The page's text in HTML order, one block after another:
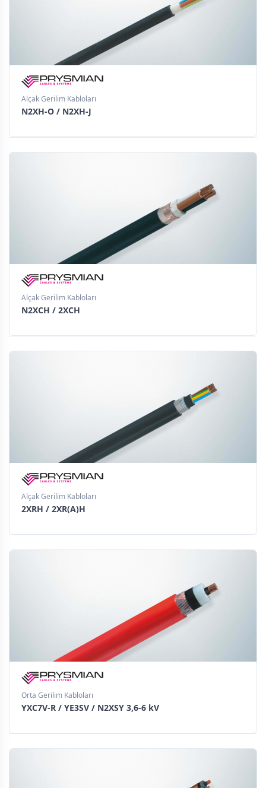
Alçak Gerilim Kabloları
N2XH-O / N2XH-J
Alçak Gerilim Kabloları
N2XCH / 2XCH
Alçak Gerilim Kabloları
2XRH / 2XR(A)H
Orta Gerilim Kabloları
YXC7V-R / YE3SV / N2XSY 3,6-6 kV